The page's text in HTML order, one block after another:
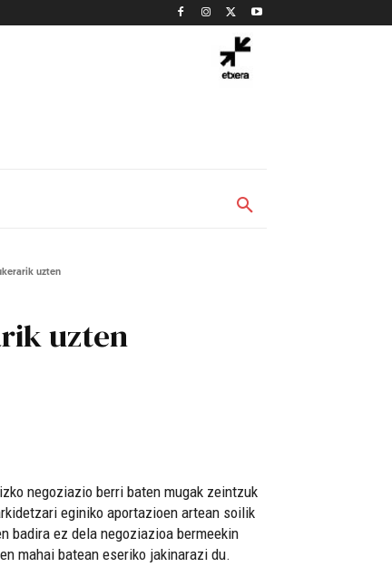
uzten
uzten
negoziazio berri baten mugak zeintzuk
eginiko aportazioen artean soilik
badira ez dela negoziazioa bermeekin
mahai batean eseriko jakinarazi du.